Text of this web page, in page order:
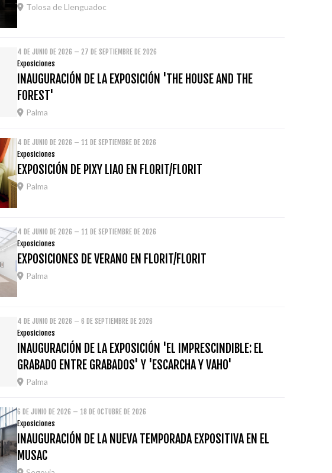
Tolosa de Llenguadoc
4 DE JUNIO DE 2026 – 27 DE SEPTIEMBRE DE 2026
Exposiciones
INAUGURACIÓN DE LA EXPOSICIÓN 'THE HOUSE AND THE
FOREST'
Palma
4 DE JUNIO DE 2026 – 11 DE SEPTIEMBRE DE 2026
Exposiciones
EXPOSICIÓN DE PIXY LIAO EN FLORIT/FLORIT
Palma
4 DE JUNIO DE 2026 – 11 DE SEPTIEMBRE DE 2026
Exposiciones
EXPOSICIONES DE VERANO EN FLORIT/FLORIT
Palma
4 DE JUNIO DE 2026 – 6 DE SEPTIEMBRE DE 2026
Exposiciones
INAUGURACIÓN DE LA EXPOSICIÓN 'EL IMPRESCINDIBLE: EL
GRABADO ENTRE GRABADOS' Y 'ESCARCHA Y VAHO'
Palma
6 DE JUNIO DE 2026 – 18 DE OCTUBRE DE 2026
Exposiciones
INAUGURACIÓN DE LA NUEVA TEMPORADA EXPOSITIVA EN EL
MUSAC